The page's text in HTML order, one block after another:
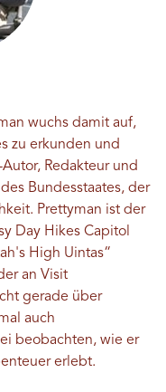
wuchs damit auf,
zu erkunden und
Redakteur und
Bundesstaates, der
Prettyman ist der
Day Hikes Capitol
High Uintas“
an Visit
gerade über
auch
beobachten, wie er
erlebt.